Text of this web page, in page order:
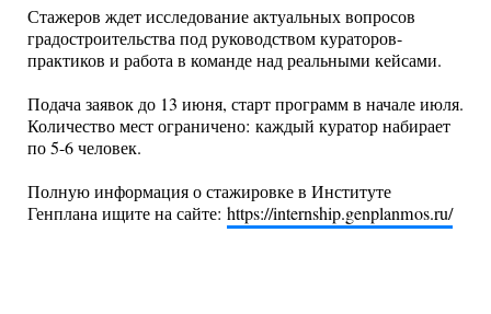
Стажеров ждет исследование актуальных вопросов
градостроительства под руководством кураторов-
практиков и работа в команде над реальными кейсами.
Подача заявок до 13 июня, старт программ в начале июля.
Количество мест ограничено: каждый куратор набирает
по 5-6 человек.
Полную информация о стажировке в Институте
Генплана ищите на сайте: https://internship.genplanmos.ru/